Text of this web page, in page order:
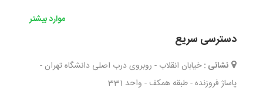
موارد بیشتر
دسترسی سریع
نشانی : خیابان انقلاب - روبروی درب اصلی دانشگاه تهران -
پاساژ فروزنده - طبقه همکف - واحد 331